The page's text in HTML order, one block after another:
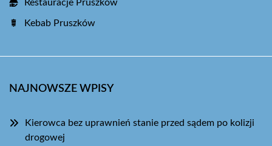
Restauracje Pruszków
Kebab Pruszków
NAJNOWSZE WPISY
Kierowca bez uprawnień stanie przed sądem po kolizji
drogowej